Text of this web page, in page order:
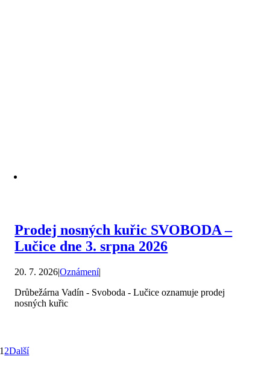
Prodej nosných kuřic SVOBODA –
Lučice dne 3. srpna 2026
20. 7. 2026|Oznámení|
Drůbežárna Vadín - Svoboda - Lučice oznamuje prodej
nosných kuřic
1 2Další